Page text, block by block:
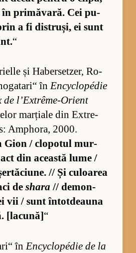
în pri­mă­va­ră. Cei pu­
a fi dis­tru­și, ei sunt
“
și Ha­ber­set­zer, Ro­
înEn­cy­clo­pédie
l’Ex­trê­me-O­rient
mar­ți­ale din Ex­tre­
Am­pho­ra, 2000.
Gion / clo­po­tul mur­
din această lume /
// Și cu­loa­rea
de shara // de­mon­
vii / sunt în­tot­dea­una
[la­cu­nă]“
înEn­cy­clo­pédie de la